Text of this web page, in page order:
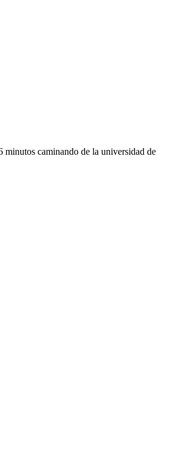
minutos caminando de la universidad de